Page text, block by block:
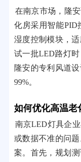
在南京市场，隆
化房采用智能PID
湿度控制模块，
试一批LED路灯
隆安的专利风道
99%。
如何优化高温老
南京LED灯具企
或数据不准的问
案。首先，规划